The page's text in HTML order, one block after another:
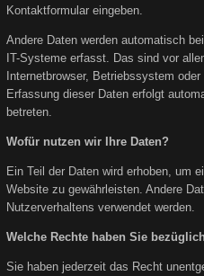
Kontaktformular eingeben.
Andere Daten werden automatisch
IT-Systeme erfasst. Das sind vor
Internetbrowser, Betriebssystem
Erfassung dieser Daten erfolgt
betreten.
Wofür nutzen wir Ihre Daten?
Ein Teil der Daten wird erhoben, um
Website zu gewährleisten. Andere
Nutzerverhaltens verwendet werden.
Welche Rechte haben Sie
Sie haben jederzeit das Recht